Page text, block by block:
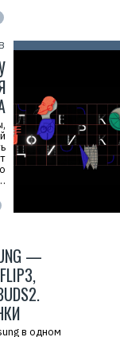
—
в одном